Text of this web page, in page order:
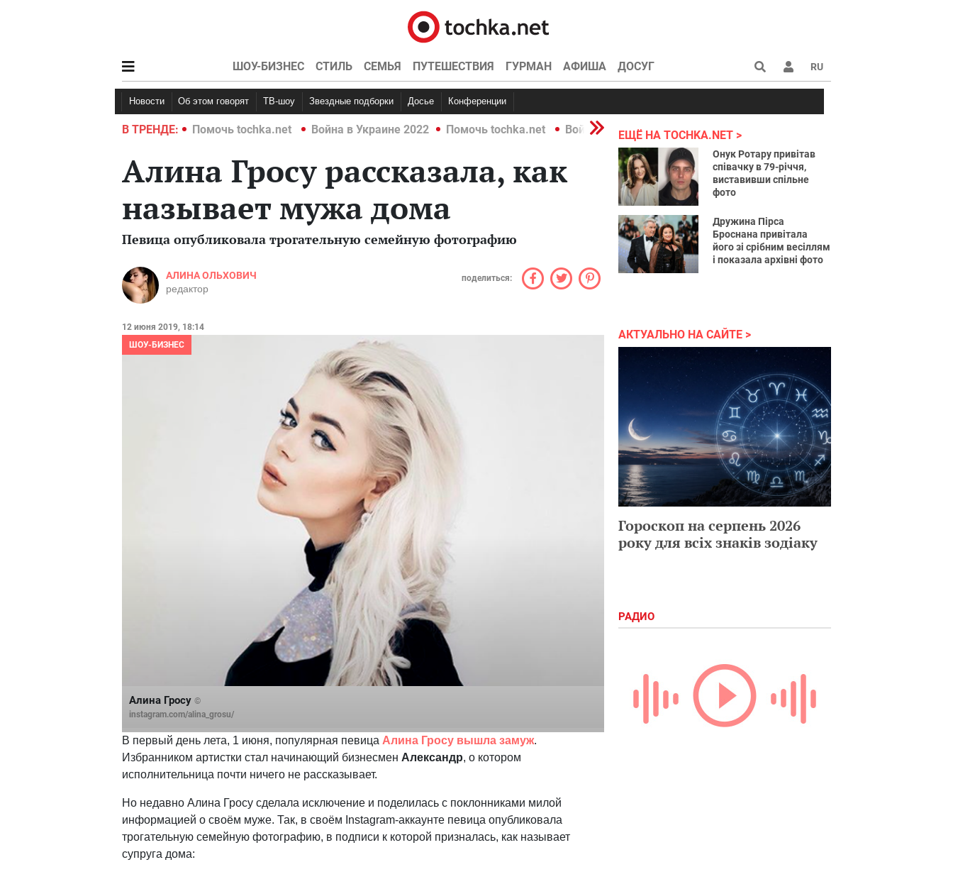
ШОУ-БИЗНЕС СТИЛЬ СЕМЬЯ ПУТЕШЕСТВИЯ ГУРМАН АФИША ДОСУГ RU
Новости Об этом говорят ТВ-шоу Звездные подборки Досье Конференции
В ТРЕНДЕ:
Война в Украине 2022 Помочь tochka.net Война в Украине 2022 Помочь tochka.net Война в Украине 2022
Алина Гросу рассказала, как
называет мужа дома
Певица опубликовала трогательную семейную фотографию
АЛИНА ОЛЬХОВИЧ
редактор
поделиться:
12 июня 2019, 18:14
ШОУ-БИЗНЕС
Алина Гросу ©
instagram.com/alina_grosu/
В первый день лета, 1 июня, популярная певица Алина Гросу вышла замуж.
Избранником артистки стал начинающий бизнесмен Александр, о котором
исполнительница почти ничего не рассказывает.
Но недавно Алина Гросу сделала исключение и поделилась с поклонниками милой
информацией о своём муже. Так, в своём Instagram-аккаунте певица опубликовала
трогательную семейную фотографию, в подписи к которой призналась, как называет
супруга дома:
ЕЩЁ НА TOCHKA.NET
Онук Ротару привітав
співачку в 79-річчя,
виставивши спільне
фото
Дружина Пірса
Броснана привітала
його зі срібним весіллям
і показала архівні фото
АКТУАЛЬНО НА САЙТЕ
Гороскоп на серпень 2026
року для всіх знаків зодіаку
РАДИО